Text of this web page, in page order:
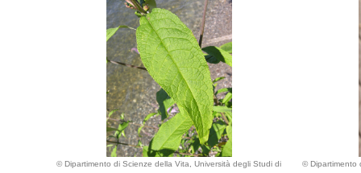
© Dipartimento di Scienze della Vita, Università degli Studi di
© Dipartimento